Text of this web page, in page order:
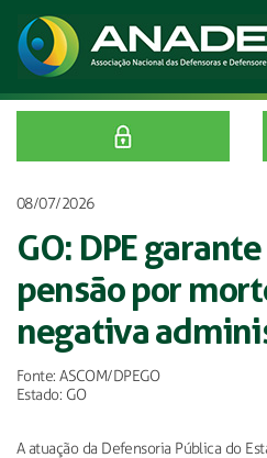
08/07/2026
GO: DPE
pensão por
negativa
Fonte: ASCOM/DPEGO
Estado: GO
A atuação da Defensoria Pública do